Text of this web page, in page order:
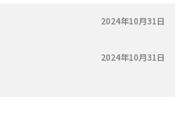
2024年10月31日
2024年10月31日